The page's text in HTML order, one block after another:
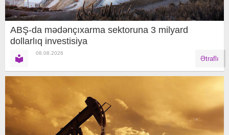
ABŞ-da mədənçıxarma sektoruna 3 milyard
dollarlıq investisiya
08.08.2026
Ətraflı